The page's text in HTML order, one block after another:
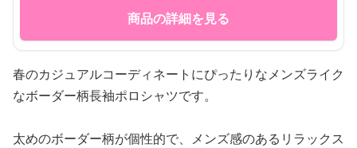
商品の詳細を見る
春のカジュアルコーディネートにぴったりなメンズライク
なボーダー柄長袖ポロシャツです。
太めのボーダー柄が個性的で、メンズ感のあるリラックス